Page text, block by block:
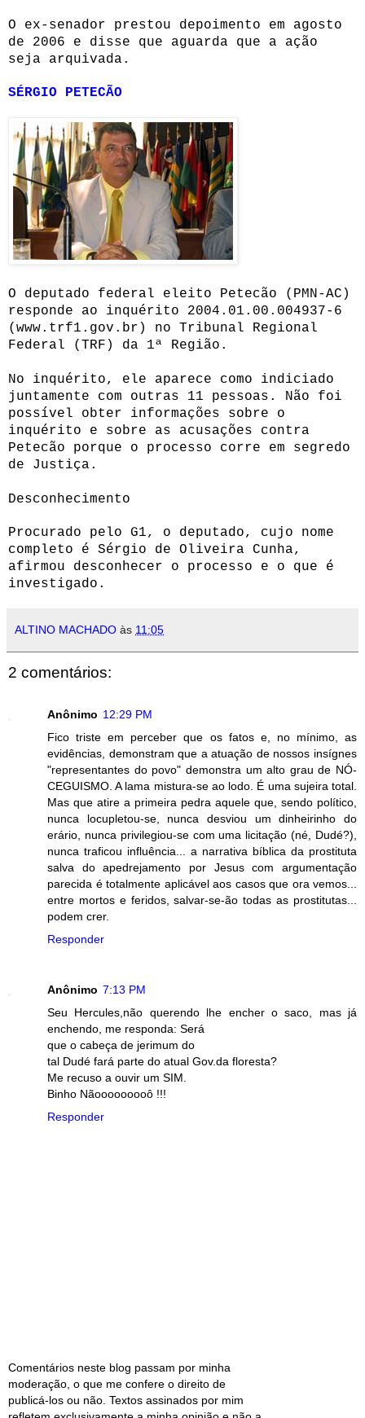
O ex-senador prestou depoimento em agosto
de 2006 e disse que aguarda que a ação
seja arquivada.
SÉRGIO PETECÃO
O deputado federal eleito Petecão (PMN-AC)
responde ao inquérito 2004.01.00.004937-6
(www.trf1.gov.br) no Tribunal Regional
Federal (TRF) da 1ª Região.
No inquérito, ele aparece como indiciado
juntamente com outras 11 pessoas. Não foi
possível obter informações sobre o
inquérito e sobre as acusações contra
Petecão porque o processo corre em segredo
de Justiça.
Desconhecimento
Procurado pelo G1, o deputado, cujo nome
completo é Sérgio de Oliveira Cunha,
afirmou desconhecer o processo e o que é
investigado.
ALTINO MACHADO às 11:05
2 comentários:
Anônimo 12:29 PM
Fico triste em perceber que os fatos e, no mínimo, as
evidências, demonstram que a atuação de nossos insígnes
"representantes do povo" demonstra um alto grau de NÓ-
CEGUISMO. A lama mistura-se ao lodo. É uma sujeira total.
Mas que atire a primeira pedra aquele que, sendo político,
nunca locupletou-se, nunca desviou um dinheirinho do
erário, nunca privilegiou-se com uma licitação (né, Dudé?),
nunca traficou influência... a narrativa bíblica da prostituta
salva do apedrejamento por Jesus com argumentação
parecida é totalmente aplicável aos casos que ora vemos...
entre mortos e feridos, salvar-se-ão todas as prostitutas...
podem crer.
Responder
Anônimo 7:13 PM
Seu Hercules,não querendo lhe encher o saco, mas já
enchendo, me responda: Será
que o cabeça de jerimum do
tal Dudé fará parte do atual Gov.da floresta?
Me recuso a ouvir um SIM.
Binho Nãooooooooô !!!
Responder
Comentários neste blog passam por minha
moderação, o que me confere o direito de
publicá-los ou não. Textos assinados por mim